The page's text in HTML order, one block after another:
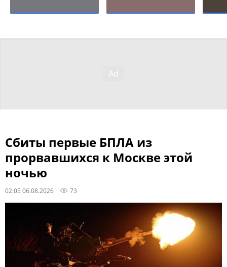
Сбиты первые БПЛА из
прорвавшихся к Москве этой
ночью
02:05 06.08.2026 73